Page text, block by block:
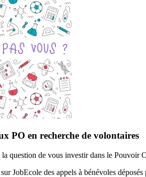
PO en recherche de volontaires
la question de vous investir dans le Pouvoir
JobEcole des appels à bénévoles